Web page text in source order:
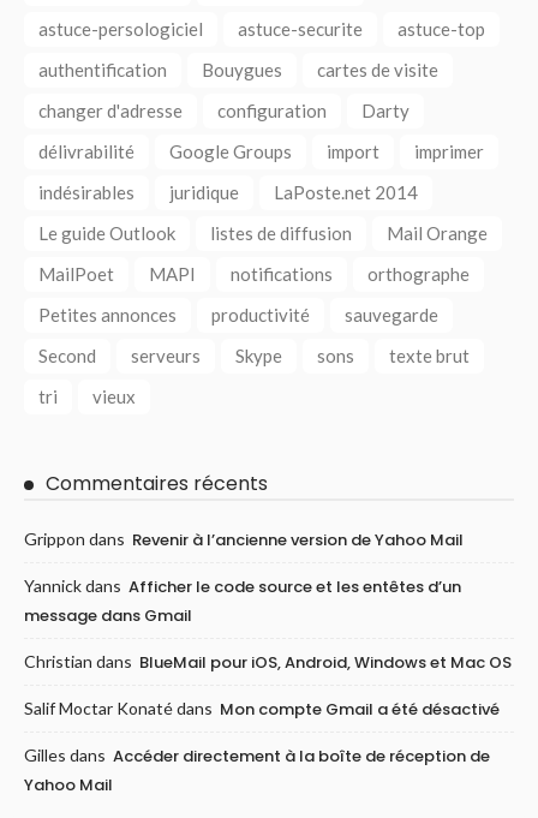
astuce-persologiciel
astuce-securite
astuce-top
authentification
Bouygues
cartes de visite
changer d'adresse
configuration
Darty
délivrabilité
Google Groups import
imprimer
indésirables
juridique
LaPoste.net 2014
Le guide Outlook
listes de diffusion
Mail Orange
MailPoet
MAPI notifications
orthographe
Petites annonces
productivité
sauvegarde
Second
serveurs Skype sons
texte brut
tri
vieux
Commentaires récents
Grippon dans Revenir à l’ancienne version de Yahoo Mail
Yannickdans Afficher le code source et les entêtes d’un
message dans Gmail
Christian dans BlueMail pour iOS, Android, Windows et Mac OS
Salif Moctar Konatédans Mon compte Gmail a été désactivé
Gilles dans Accéder directement à la boîte de réception de
Yahoo Mail